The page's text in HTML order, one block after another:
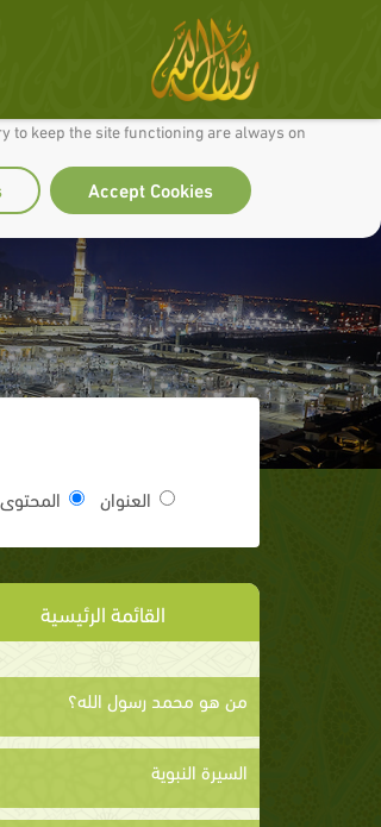
well for you and so we can continually improve it.
to keep the site functioning are always on
Accept Cookies
العنوان المحتوى
القائمة الرئيسية
من هو محمد رسول الله؟
السيرة النبوية